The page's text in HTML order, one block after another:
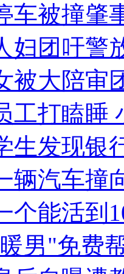
车被撞肇
妇团吁警
被大陪审
工打瞌睡
生发现银
辆汽车撞
个能活到
男"免费